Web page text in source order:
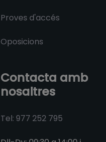
Proves d'accés
Oposicions
Contacta amb
nosaltres
Tel: 977 252 795